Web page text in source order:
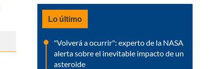
Lo último
"Volverá a ocurrir": experto de la NASA
alerta sobre el inevitable impacto de un
asteroide